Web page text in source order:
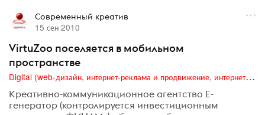
Современный креатив
15 сен 2010
VirtuZoo поселяется в мобильном
пространстве
Digital (web-дизайн, интернет-реклама и продвижение, интернет-сообщества и блоги, интернет-коммуникации, мобильный маркетинг, реклама на цифровых экранах)
Креативно-коммуникационное агентство Е-
генератор (контролируется инвестиционным